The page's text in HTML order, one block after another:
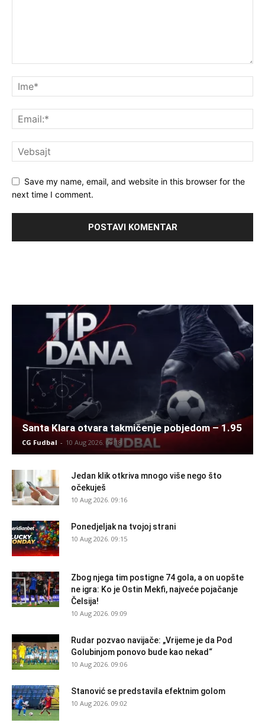
Save my name, email, and website in this browser for the
next time I comment.
Santa Klara otvara takmičenje pobjedom – 1.95
CG Fudbal - 10 Aug 2026. 09:18
Jedan klik otkriva mnogo više nego što
očekuješ
10 Aug 2026. 09:16
Ponedjeljak na tvojoj strani
10 Aug 2026. 09:15
Zbog njega tim postigne 74 gola, a on uopšte
ne igra: Ko je Ostin Mekfi, najveće pojačanje
Čelsija!
10 Aug 2026. 09:09
Rudar pozvao navijače: „Vrijeme je da Pod
Golubinjom ponovo bude kao nekad“
10 Aug 2026. 09:06
Stanović se predstavila efektnim golom
10 Aug 2026. 09:02